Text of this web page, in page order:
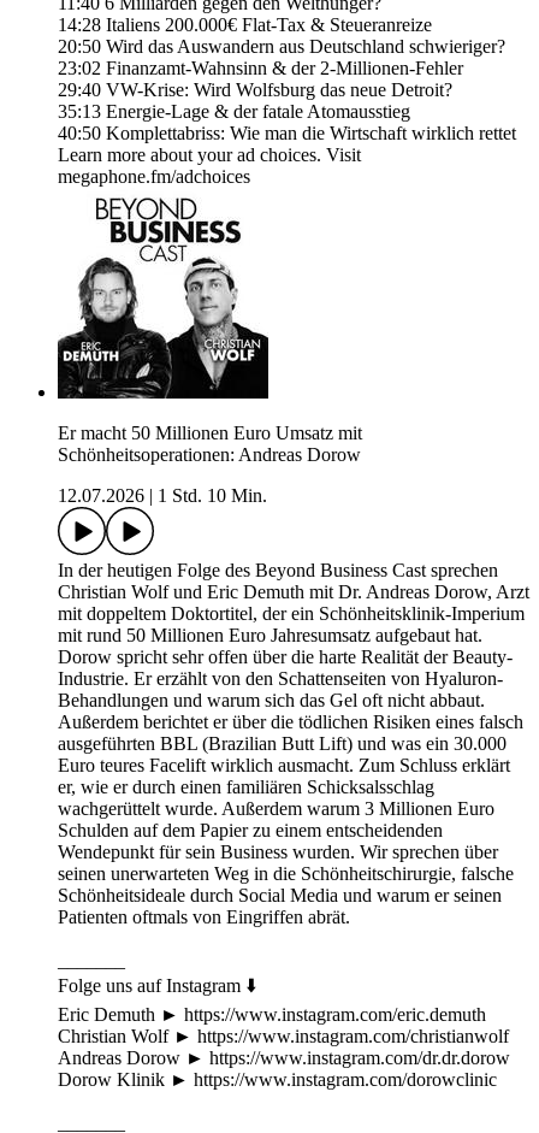
14:28 Italiens 200.000€ Flat-Tax & Steueranreize
20:50 Wird das Auswandern aus Deutschland schwieriger?
23:02 Finanzamt-Wahnsinn & der 2-Millionen-Fehler
29:40 VW-Krise: Wird Wolfsburg das neue Detroit?
35:13 Energie-Lage & der fatale Atomausstieg
40:50 Komplettabriss: Wie man die Wirtschaft wirklich rettet
Learn more about your ad choices. Visit
megaphone.fm/adchoices
Er macht 50 Millionen Euro Umsatz mit
Schönheitsoperationen: Andreas Dorow
12.07.2026
1 Std. 10 Min.
In der heutigen Folge des Beyond Business Cast sprechen
Christian Wolf und Eric Demuth mit Dr. Andreas Dorow, Arzt
mit doppeltem Doktortitel, der ein Schönheitsklinik-Imperium
mit rund 50 Millionen Euro Jahresumsatz aufgebaut hat.
Dorow spricht sehr offen über die harte Realität der Beauty-
Industrie. Er erzählt von den Schattenseiten von Hyaluron-
Behandlungen und warum sich das Gel oft nicht abbaut.
Außerdem berichtet er über die tödlichen Risiken eines falsch
ausgeführten BBL (Brazilian Butt Lift) und was ein 30.000
Euro teures Facelift wirklich ausmacht. Zum Schluss erklärt
er, wie er durch einen familiären Schicksalsschlag
wachgerüttelt wurde. Außerdem warum 3 Millionen Euro
Schulden auf dem Papier zu einem entscheidenden
Wendepunkt für sein Business wurden. Wir sprechen über
seinen unerwarteten Weg in die Schönheitschirurgie, falsche
Schönheitsideale durch Social Media und warum er seinen
Patienten oftmals von Eingriffen abrät.
Folge uns auf Instagram ⬇️
Eric Demuth ► https://www.instagram.com/eric.demuth
Christian Wolf ► https://www.instagram.com/christianwolf
Andreas Dorow ► https://www.instagram.com/dr.dr.dorow
Dorow Klinik ► https://www.instagram.com/dorowclinic